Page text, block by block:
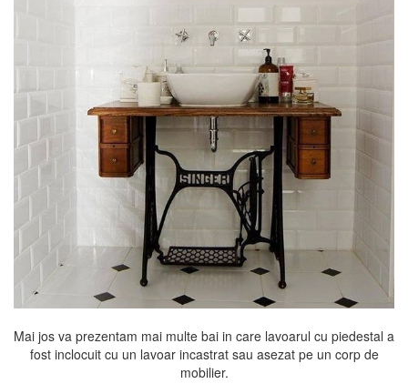
Mai jos va prezentam mai multe bai in care lavoarul cu piedestal a
fost inclocuit cu un lavoar incastrat sau asezat pe un corp de
mobilier.